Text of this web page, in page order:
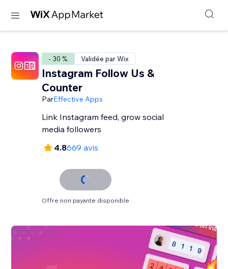
- 30 % Validée par Wix
Instagram Follow Us &
Counter
ParEffective Apps
Link Instagram feed, grow social
media followers
4.8669 avis
Offre non payante disponible